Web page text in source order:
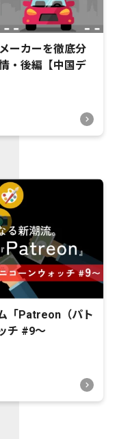
ーカーを徹底分
・後編【中国デ
「Patreon（パト
チ #9〜